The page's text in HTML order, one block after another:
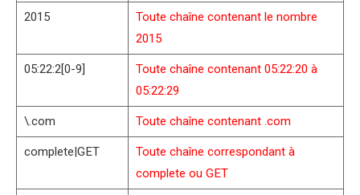
2015
Toute chaîne contenant le nombre
2015
05:22:2[0-9]
Toute chaîne contenant 05:22:20 à
05:22:29
\.com Toute chaîne contenant .com
complete|GET
Toute chaîne correspondant à
complete ou GET